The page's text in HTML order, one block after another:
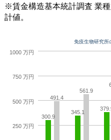
※賃金構造基本統計調査 業
計値。
免疫生物研究所
300.9
345.1
491.4
561.9
250 万円
500 万円
750 万円
1000 万円